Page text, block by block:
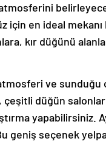
en ideal mekanı
kır düğünü
ve
düğün
yapabilirsiniz.
seçenek